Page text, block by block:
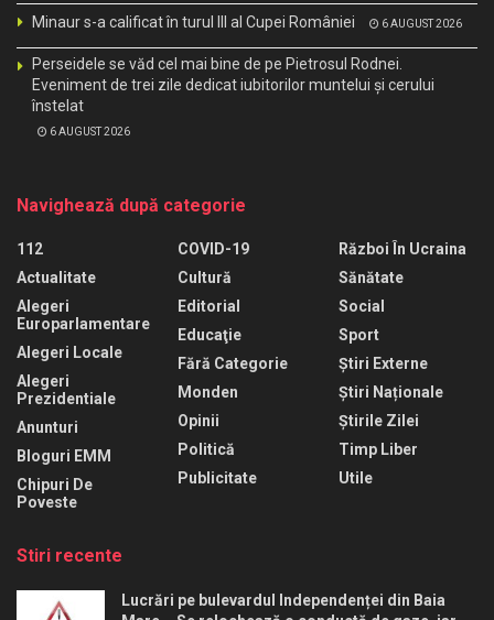
Minaur s-a calificat în turul III al Cupei României 6 AUGUST 2026
Perseidele se văd cel mai bine de pe Pietrosul Rodnei.
Eveniment de trei zile dedicat iubitorilor muntelui și cerului
înstelat
6 AUGUST 2026
Navighează după categorie
112
Actualitate
Alegeri
Europarlamentare
Alegeri Locale
Alegeri
Prezidentiale
Anunturi
Bloguri EMM
Chipuri De
Poveste
COVID-19
Cultură
Editorial
Educaţie
Fără Categorie
Monden
Opinii
Politică
Publicitate
Război În Ucraina
Sănătate
Social
Sport
Știri Externe
Știri Naționale
Știrile Zilei
Timp Liber
Utile
Stiri recente
Lucrări pe bulevardul Independenței din Baia